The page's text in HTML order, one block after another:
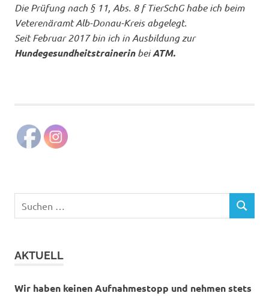
Die Prüfung nach § 11, Abs. 8 f TierSchG habe ich beim
Veterenäramt Alb-Donau-Kreis abgelegt.
Seit Februar 2017 bin ich in Ausbildung zur
HundegesundheitstrainerinbeiATM.
nach:
SUCHEN
AKTUELL
Wir haben keinen Aufnahmestopp und nehmen stets